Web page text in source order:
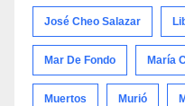
José Cheo Salazar
Mar De Fondo María
Muertos Murió